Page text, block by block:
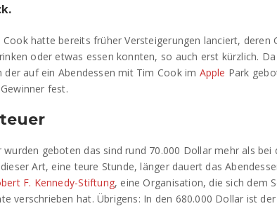
hatte bereits früher Versteigerungen lanciert, deren
oder etwas essen konnten, so auch erst kürzlich.
der auf ein Abendessen mit Tim Cook im Apple Park
fest.
wurden geboten das sind rund 70.000 Dollar mehr als bei
Art, eine teure Stunde, länger dauert das
F. Kennedy-Stiftung, eine Organisation, die sich dem
verschrieben hat. Übrigens: In den 680.000 Dollar ist